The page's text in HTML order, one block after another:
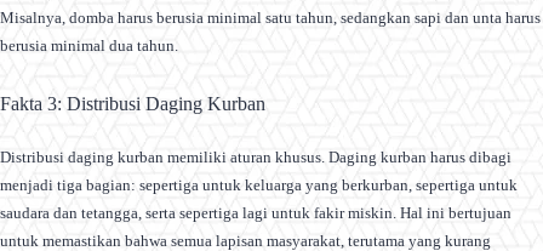
Misalnya, domba harus berusia minimal satu tahun, sedangkan sapi dan unta harus
berusia minimal dua tahun.
Fakta 3: Distribusi Daging Kurban
Distribusi daging kurban memiliki aturan khusus. Daging kurban harus dibagi
menjadi tiga bagian: sepertiga untuk keluarga yang berkurban, sepertiga untuk
saudara dan tetangga, serta sepertiga lagi untuk fakir miskin. Hal ini bertujuan
untuk memastikan bahwa semua lapisan masyarakat, terutama yang kurang